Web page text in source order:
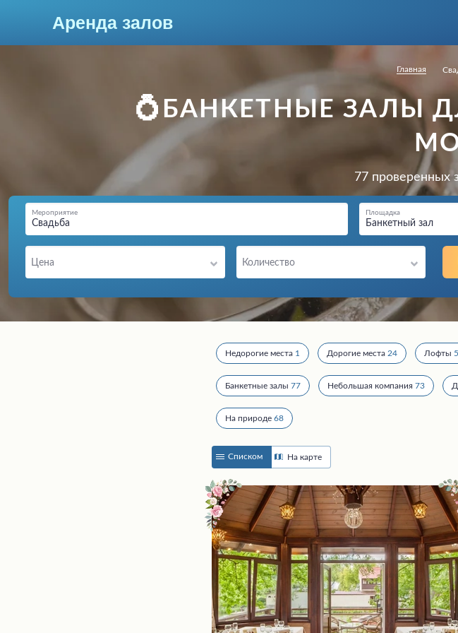
Аренда залов
Москва
Колл-центр
+7 (969) 283-12-35
Подберите мне зал
Главная
💍БАНКЕТНЫЕ ЗАЛЫ
77 проверенных
Свадьба
Мероприятие
Банкетный зал
Площадка
Цена Количество
Недорогие места 1 Дорогие места 24 Лофты
Банкетные залы 77 Небольшая компания 73
На природе 68
Списком На карте